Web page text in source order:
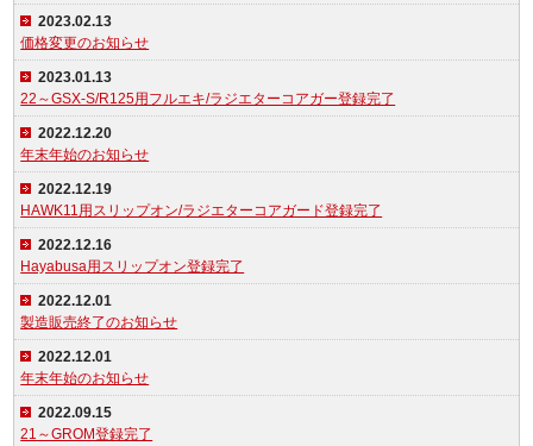
2023.02.13
価格変更のお知らせ
2023.01.13
22～GSX-S/R125用フルエキ/ラジエターコアガー登録完了
2022.12.20
年末年始のお知らせ
2022.12.19
HAWK11用スリップオン/ラジエターコアガード登録完了
2022.12.16
Hayabusa用スリップオン登録完了
2022.12.01
製造販売終了のお知らせ
2022.12.01
年末年始のお知らせ
2022.09.15
21～GROM登録完了